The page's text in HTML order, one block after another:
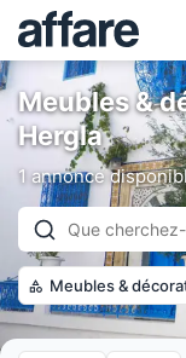
Meubles &
Hergla
1 annonce
Meubles &